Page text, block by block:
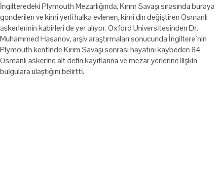
İngilteredeki Plymouth Mezarlığında, Kırım Savaşı sırasında buraya
gönderilen ve kimi yerli halka evlenen, kimi din değiştiren Osmanlı
askerlerinin kabirleri de yer alıyor. Oxford Üniversitesinden Dr.
Muhammed Hasanov, arşiv araştırmaları sonucunda İngiltere`nin
Plymouth kentinde Kırım Savaşı sonrası hayatını kaybeden 84
Osmanlı askerine ait defin kayıtlarına ve mezar yerlerine ilişkin
bulgulara ulaştığını belirtti.